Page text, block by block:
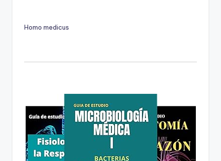
Homo medicus